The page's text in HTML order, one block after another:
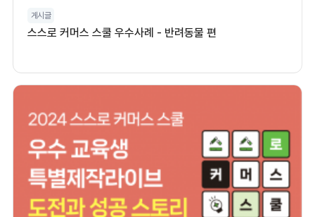
게시글
스스로 커머스 스쿨 우수사례 - 반려동물 편